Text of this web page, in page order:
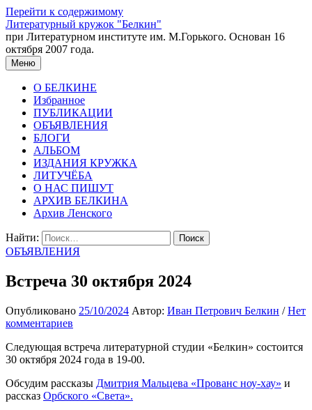
Перейти к содержимому
Литературный кружок "Белкин"
при Литературном институте им. М.Горького. Основан 16
октября 2007 года.
Меню
О БЕЛКИНЕ
Избранное
ПУБЛИКАЦИИ
ОБЪЯВЛЕНИЯ
БЛОГИ
АЛЬБОМ
ИЗДАНИЯ КРУЖКА
ЛИТУЧЁБА
О НАС ПИШУТ
АРХИВ БЕЛКИНА
Архив Ленского
Найти:
ОБЪЯВЛЕНИЯ
Встреча 30 октября 2024
Опубликовано 25/10/2024 Автор: Иван Петрович Белкин /Нет
комментариев
Следующая встреча литературной студии «Белкин» состоится
30 октября 2024 года в 19-00.
Обсудим рассказы Дмитрия Мальцева «Прованс ноу-хау» и
рассказ Орбского «Света».